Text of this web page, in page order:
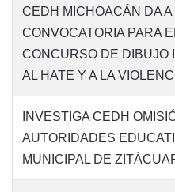
CEDH MICHOACÁN DA
CONVOCATORIA PARA
CONCURSO DE DIBUJO
AL HATE Y A LA
INVESTIGA CEDH
AUTORIDADES
MUNICIPAL DE